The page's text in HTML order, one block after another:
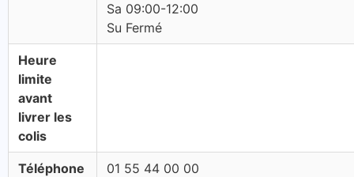
Sa 09:00-12:00
Su Fermé
Heure
limite
avant
livrer les
colis
Téléphone 01 55 44 00 00